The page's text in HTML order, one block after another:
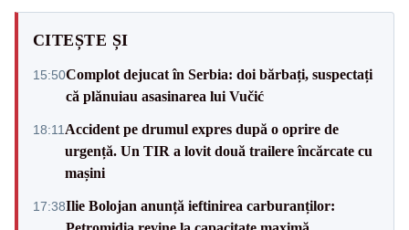
CITEȘTE ȘI
15:50Complot dejucat în Serbia: doi bărbați, suspectați
că plănuiau asasinarea lui Vučić
18:11 Accident pe drumul expres după o oprire de
urgență. Un TIR a lovit două trailere încărcate cu
mașini
17:38Ilie Bolojan anunță ieftinirea carburanților: